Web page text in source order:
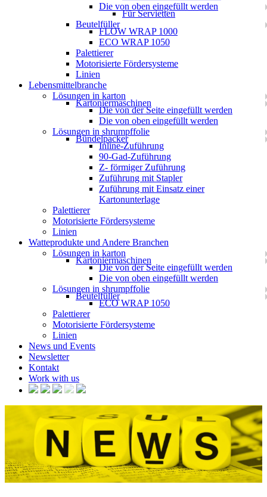
Die von oben eingefüllt werden
Für Servietten
Beutelfüller
FLOW WRAP 1000
ECO WRAP 1050
Palettierer
Motorisierte Fördersysteme
Linien
Lebensmittelbranche
Lösungen in karton
Kartoniermaschinen
Die von der Seite eingefüllt werden
Die von oben eingefüllt werden
Lösungen in shrumpffolie
Bündelpacker
Inline-Zuführung
90-Gad-Zuführung
Z- förmiger Zuführung
Zuführung mit Stapler
Zuführung mit Einsatz einer
Kartonunterlage
Palettierer
Motorisierte Fördersysteme
Linien
Watteprodukte und Andere Branchen
Lösungen in karton
Kartoniermaschinen
Die von der Seite eingefüllt werden
Die von oben eingefüllt werden
Lösungen in shrumpffolie
Beutelfüller
ECO WRAP 1050
Palettierer
Motorisierte Fördersysteme
Linien
News und Events
Newsletter
Kontakt
Work with us